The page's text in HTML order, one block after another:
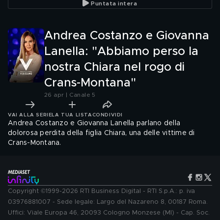
Puntata intera
Andrea Costanzo e Giovanna
Lanella: "Abbiamo perso la
nostra Chiara nel rogo di
Crans-Montana"
26 apr | Canale 5
VAI ALLA SERIE LA TUA LISTA CONDIVIDI
Andrea Costanzo e Giovanna Lanella parlano della
dolorosa perdita della figlia Chiara, una delle vittime di
Crans-Montana.
Copyright ©1999-2026 RTI Business Digital - RTI S.p.A.: p. iva
03976881007 - Sede legale: Largo del Nazareno 8, 00187 Roma.
Uffici: Viale Europa 46, 20093 Cologno Monzese (MI) - Cap. Soc.